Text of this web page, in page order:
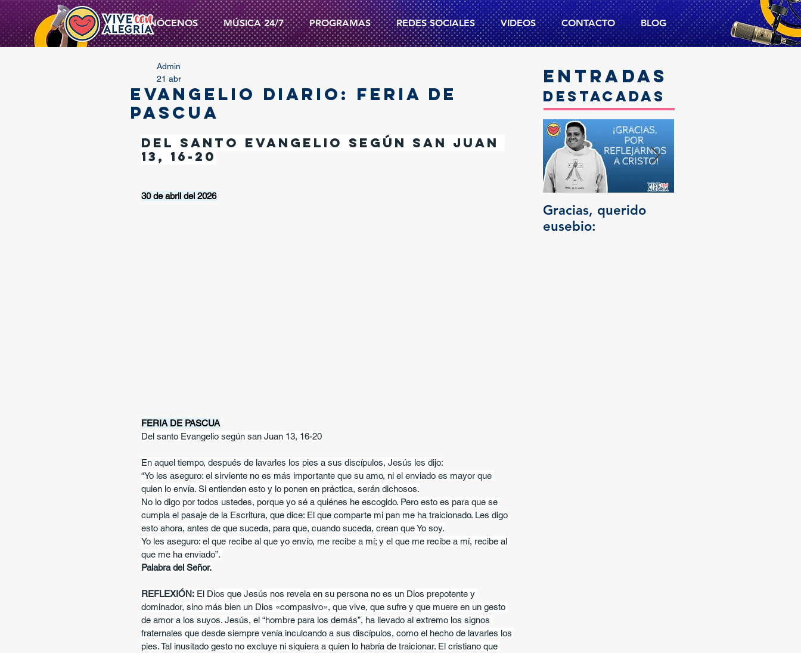
CONÓCENOS MÚSICA 24/7 PROGRAMAS REDES SOCIALES VIDEOS CONTACTO BLOG
EVANGELIO DIARIO: FERIA DE
PASCUA
Admin
21 abr
Del santo Evangelio según san Juan
13, 16-20
30 de abril del 2026
FERIA DE PASCUA
Del santo Evangelio según san Juan 13, 16-20
En aquel tiempo, después de lavarles los pies a sus discípulos, Jesús les dijo:
“Yo les aseguro: el sirviente no es más importante que su amo, ni el enviado es mayor que
quien lo envía. Si entienden esto y lo ponen en práctica, serán dichosos.
No lo digo por todos ustedes, porque yo sé a quiénes he escogido. Pero esto es para que se
cumpla el pasaje de la Escritura, que dice: El que comparte mi pan me ha traicionado. Les digo
esto ahora, antes de que suceda, para que, cuando suceda, crean que Yo soy.
Yo les aseguro: el que recibe al que yo envío, me recibe a mí; y el que me recibe a mí, recibe al
que me ha enviado”.
Palabra del Señor.
REFLEXIÓN: El Dios que Jesús nos revela en su persona no es un Dios prepotente y
dominador, sino más bien un Dios «compasivo», que vive, que sufre y que muere en un gesto
de amor a los suyos. Jesús, el “hombre para los demás”, ha llevado al extremo los signos
fraternales que desde siempre venía inculcando a sus discípulos, como el hecho de lavarles los
pies. Tal inusitado gesto no excluye ni siquiera a quien lo habría de traicionar. El cristiano que
Entradas
destacadas
Gracias, querido
eusebio: